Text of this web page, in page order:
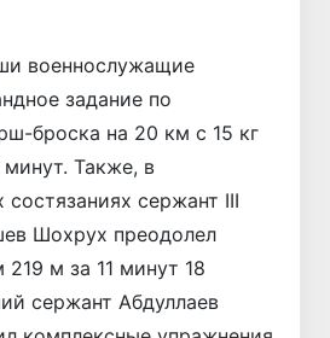
военнослужащие
задание по
броска на 20 км с 15 кг
минут. Также, в
сержант III
Шохрух преодолел
м за 11 минут 18
сержант Абдуллаев